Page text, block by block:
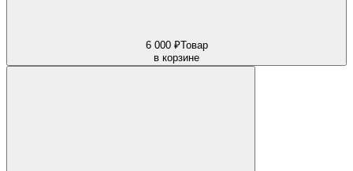
6 000 ₽Товар
в корзине